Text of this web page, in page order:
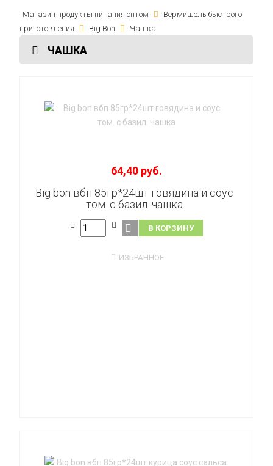
Магазин продукты питания оптом
Вермишель быстрого
приготовления
Big Bon Чашка
ЧАШКА
64,40 руб.
Big bon вбп 85гр*24шт говядина и соус
том. с базил. чашка
В КОРЗИНУ
ИЗБРАННОЕ